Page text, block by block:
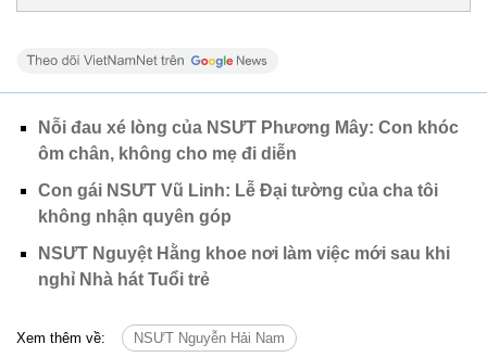
Nỗi đau xé lòng của NSƯT Phương Mây: Con khóc
ôm chân, không cho mẹ đi diễn
Con gái NSƯT Vũ Linh: Lễ Đại tường của cha tôi
không nhận quyên góp
NSƯT Nguyệt Hằng khoe nơi làm việc mới sau khi
nghỉ Nhà hát Tuổi trẻ
Xem thêm về: NSƯT Nguyễn Hải Nam